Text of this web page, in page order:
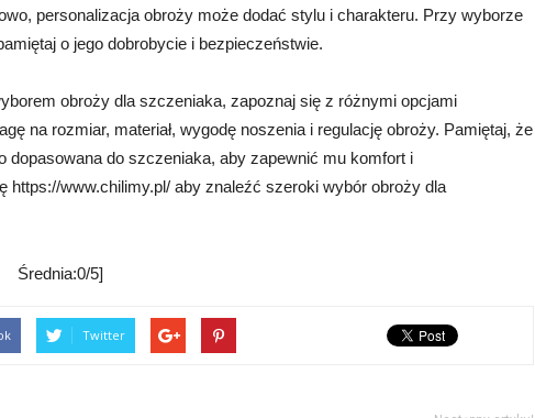
personalizacja obroży może dodać stylu i charakteru. Przy wyborze
o jego dobrobycie i bezpieczeństwie.
obroży dla szczeniaka, zapoznaj się z różnymi opcjami
na rozmiar, materiał, wygodę noszenia i regulację obroży. Pamiętaj, że
dopasowana do szczeniaka, aby zapewnić mu komfort i
https://www.chilimy.pl/ aby znaleźć szeroki wybór obroży dla
Średnia:0/5]
Twitter